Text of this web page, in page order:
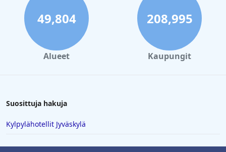
49,804
Alueet
208,995
Kaupungit
Suosittuja hakuja
Kylpylähotellit Jyväskylä